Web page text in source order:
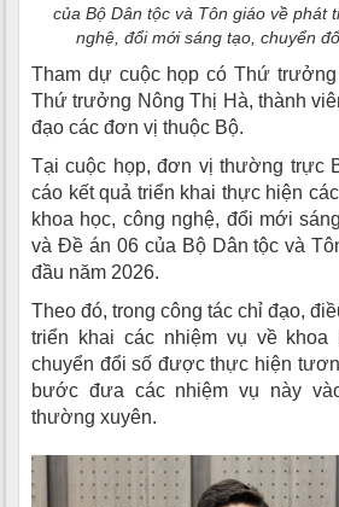
của Bộ Dân tộc và Tôn giáo về phát
nghệ, đổi mới sáng tạo, chuyển
Tham dự cuộc họp có Thứ trưởng
Thứ trưởng Nông Thị Hà, thành
đạo các đơn vị thuộc Bộ.
Tại cuộc họp, đơn vị thường trực
cáo kết quả triển khai thực hiện
khoa học, công nghệ, đổi mới
và Đề án 06 của Bộ Dân tộc và
đầu năm 2026.
Theo đó, trong công tác chỉ đạo,
triển khai các nhiệm vụ về khoa
chuyển đổi số được thực hiện
bước đưa các nhiệm vụ này
thường xuyên.